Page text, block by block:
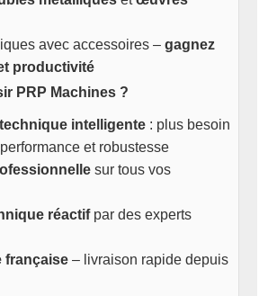
avec accessoires –gagnez
productivité
PRP Machines ?
intelligente : plus besoin
et robustesse
sur tous vos
réactifpar des experts
française – livraison rapide depuis